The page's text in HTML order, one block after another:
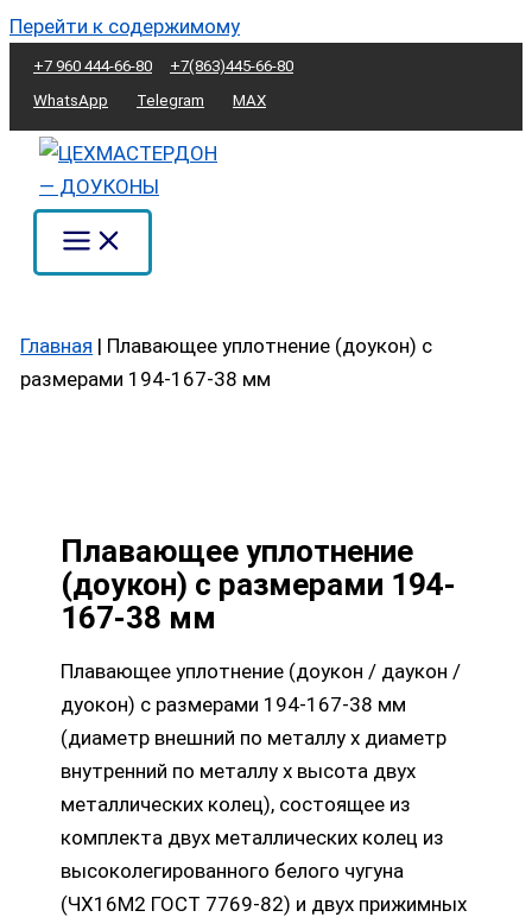
Перейти к содержимому
+7 960 444-66-80
+7(863)445-66-80
WhatsApp
Telegram MAX
Главная | Плавающее уплотнение (доукон) с
размерами 194-167-38 мм
Плавающее уплотнение
(доукон) с размерами 194-
167-38 мм
Плавающее уплотнение (доукон / даукон /
дуокон) с размерами 194-167-38 мм
(диаметр внешний по металлу х диаметр
внутренний по металлу х высота двух
металлических колец), состоящее из
комплекта двух металлических колец из
высоколегированного белого чугуна
(ЧХ16М2 ГОСТ 7769-82) и двух прижимных